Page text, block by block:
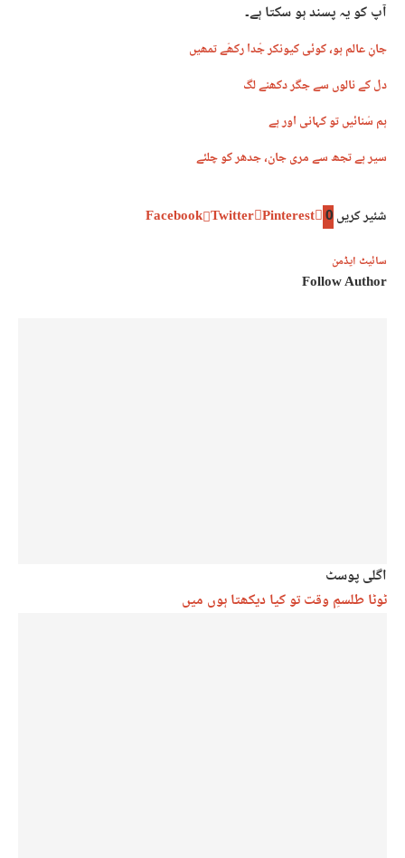
آپ کو یہ پسند ہو سکتا ہے۔
جانِ عالم ہو، کوئی کیونکر جُدا رکھّے تمھیں
دل کے نالوں سے جگر دکھنے لگ
ہم سُنائیں تو کہانی اور ہے
سیر ہے تجھ سے مری جان، جدھر کو چلئے
شئیر کریں0
Facebook Twitter Pinterest
سائیٹ ایڈمن
Follow Author
اگلی پوسٹ
ٹوٹا طلسمِ وقت تو کیا دیکھتا ہوں میں